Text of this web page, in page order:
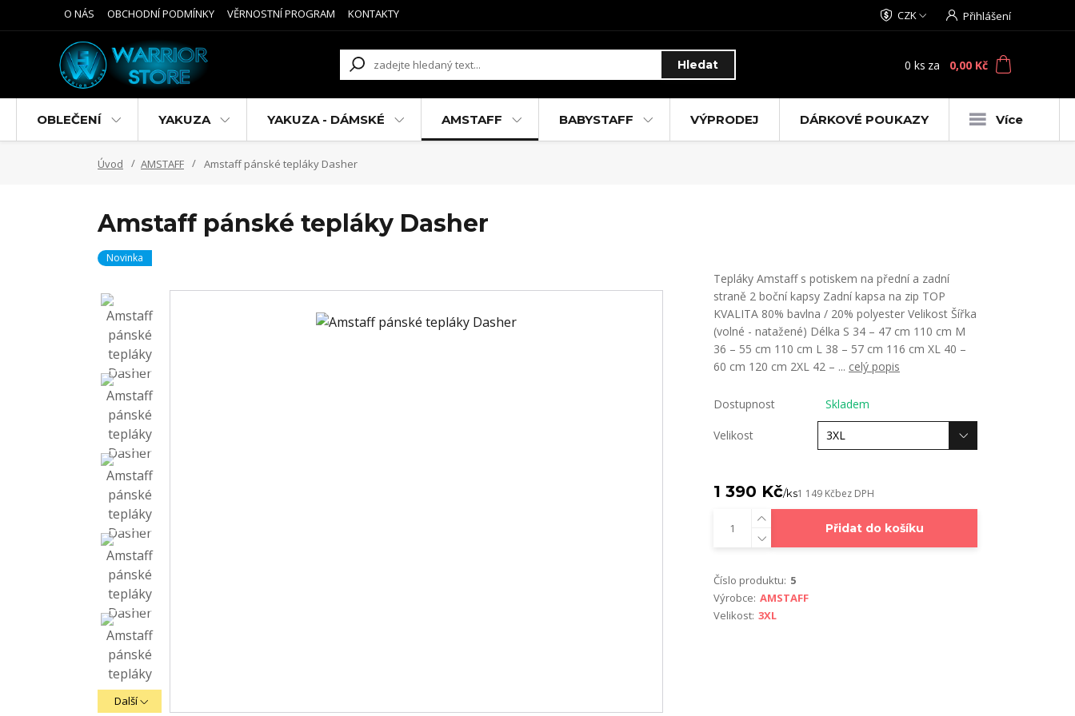
O NÁS OBCHODNÍ PODMÍNKY VĚRNOSTNÍ PROGRAM KONTAKTY CZK Přihlášení
Hledat 0 ks za 0,00 Kč
OBLEČENÍ YAKUZA YAKUZA - DÁMSKÉ AMSTAFF BABYSTAFF VÝPRODEJ DÁRKOVÉ POUKAZY Více
Úvod AMSTAFF Amstaff pánské tepláky Dasher
Amstaff pánské tepláky Dasher
Novinka
Další
Tepláky Amstaff s potiskem na přední a zadní
straně 2 boční kapsy Zadní kapsa na zip TOP
KVALITA 80% bavlna / 20% polyester Velikost Šířka
(volné - natažené) Délka S 34 – 47 cm 110 cm M
36 – 55 cm 110 cm L 38 – 57 cm 116 cm XL 40 –
60 cm 120 cm 2XL 42 – ... celý popis
Dostupnost Skladem
Velikost
1 390 Kč/ks1 149 Kčbez DPH
Přidat do košíku
Číslo produktu: 5
Výrobce: AMSTAFF
Velikost: 3XL